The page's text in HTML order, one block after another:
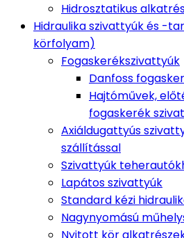
Hidrosztatikus
Hidraulika szivattyúk és -
körfolyam)
Fogaskerékszivattyúk
Danfoss
Hajtóművek,
fogaskerék
Axiáldugattyús
szállítással
Szivattyúk
Lapátos szivattyúk
Standard kézi
Nagynyomású